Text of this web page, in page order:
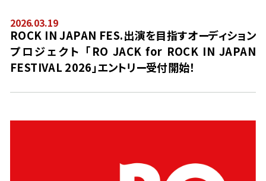
注意事項
FOLLOW US
2026.03.19
ROCK IN JAPAN FES.出演を目指すオーディション
プロジェクト 「RO JACK for ROCK IN JAPAN
FESTIVAL 2026」エントリー受付開始！